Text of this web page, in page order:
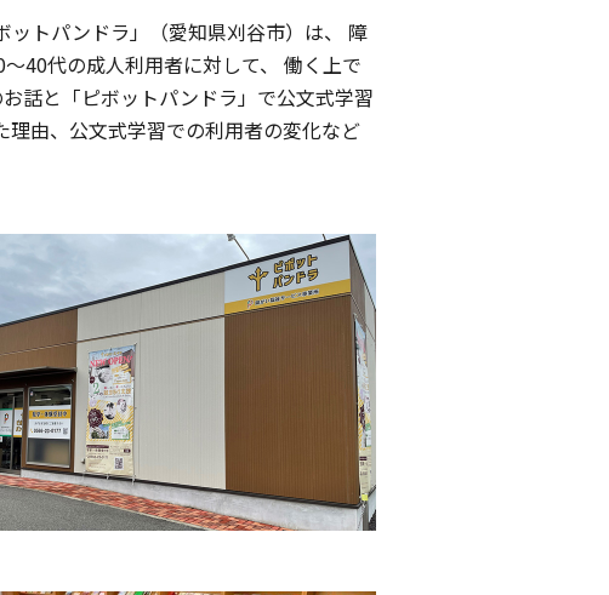
トパンドラ」（愛知県刈谷市）は、 障
40代の成人利用者に対して、 働く上で
話と「ピボットパンドラ」で公文式学習
由、公文式学習での利用者の変化など